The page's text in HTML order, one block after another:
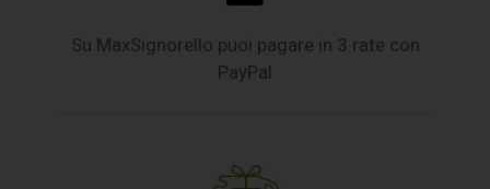
Su MaxSignorello puoi pagare in 3 rate con
PayPal